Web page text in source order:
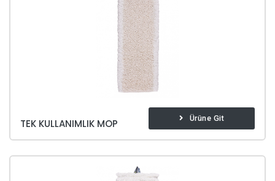
TEK KULLANIMLIK MOP Ürüne Git